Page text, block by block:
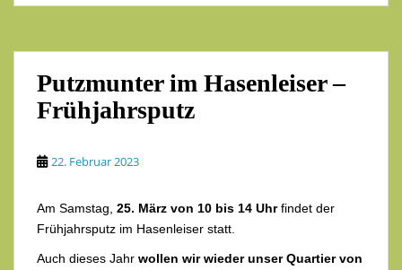
Putzmunter im Hasenleiser –
Frühjahrsputz
22. Februar 2023
Am Samstag, 25. März von 10 bis 14 Uhrfindet der
Frühjahrsputz im Hasenleiser statt.
Auch dieses Jahr wollen wir wieder unser Quartier von